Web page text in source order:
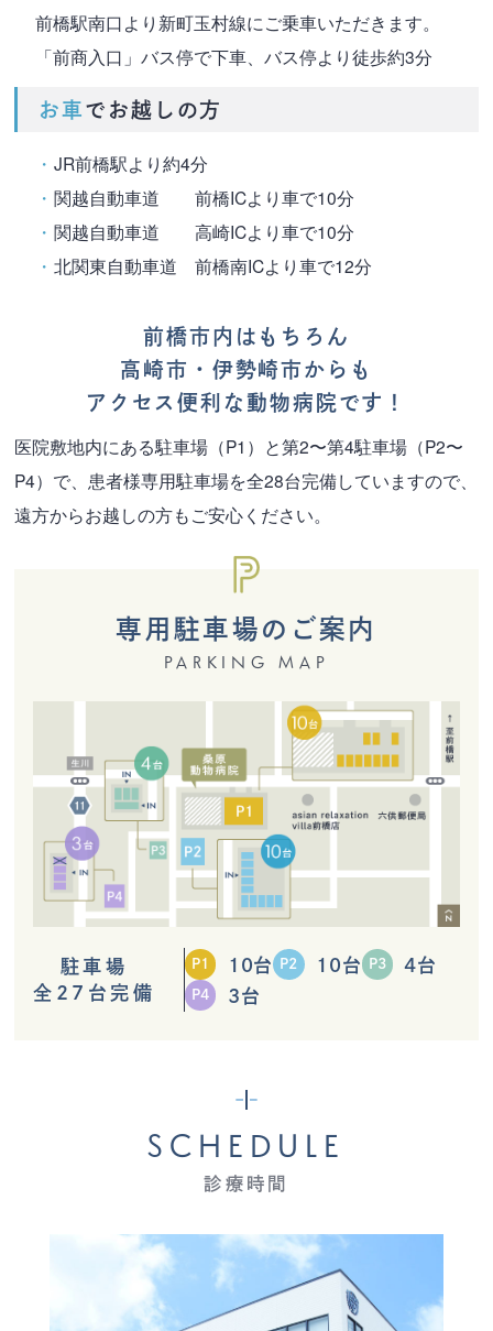
前橋駅南口より新町玉村線にご乗車いただきます。
「前商入口」バス停で下車、バス停より徒歩約3分
お車 でお越しの方
JR前橋駅より約4分
関越自動車道 前橋ICより車で10分
関越自動車道 高崎ICより車で10分
北関東自動車道 前橋南ICより車で12分
前橋市内はもちろん
高崎市・伊勢崎市からも
アクセス便利な動物病院です！
医院敷地内にある駐車場（P1）と第2〜第4駐車場（P2〜
P4）で、 患者様専用駐車場を全28台完備していますので、
遠方からお越しの方もご安心ください。
専用駐車場のご案内
PARKING MAP
駐車場
全27台完備
P1 10台 P2 10台 P3 4台
P4 3台
SCHEDULE
診療時間